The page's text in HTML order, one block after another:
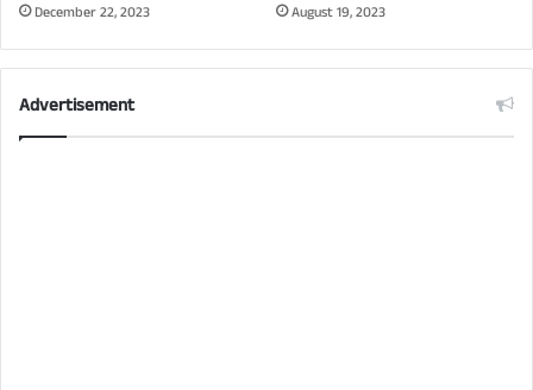
December 22, 2023 August 19, 2023
Advertisement